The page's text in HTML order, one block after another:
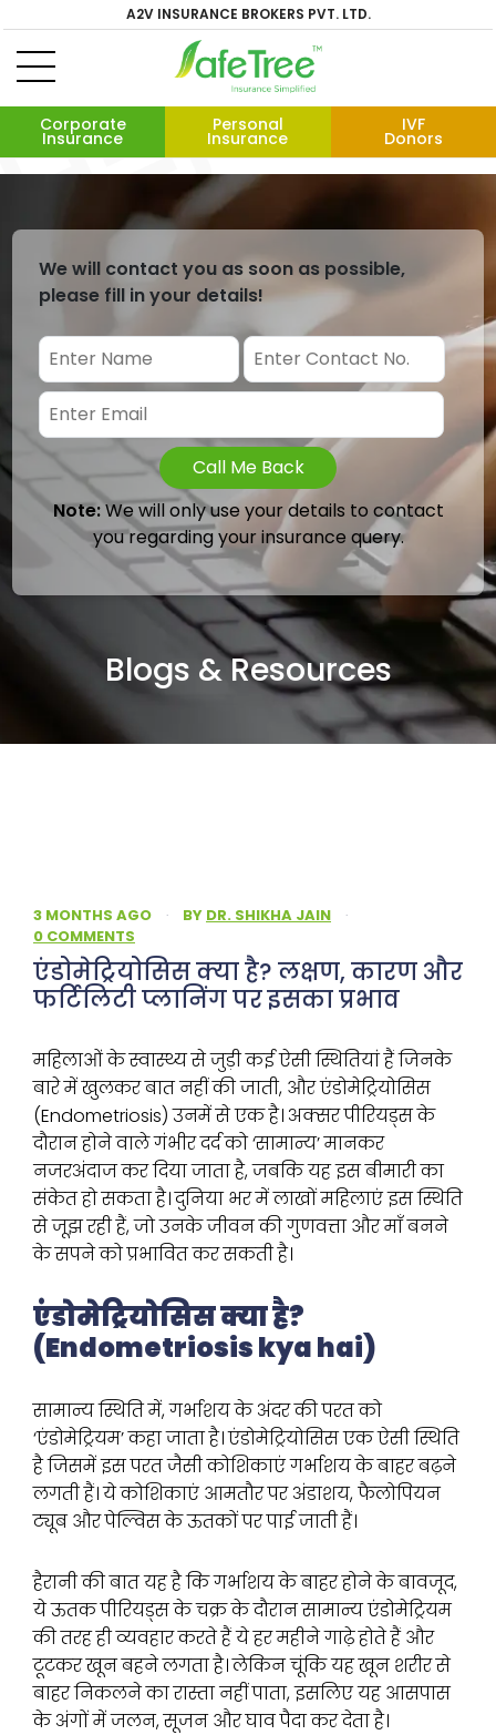
A2V INSURANCE BROKERS PVT. LTD.
Corporate
Insurance
Personal
Insurance
IVF
Donors
We will contact you as soon as possible,
please fill in your details!
Call Me Back
Note:We will only use your details to contact
you regarding your insurance query.
Blogs & Resources
3 MONTHS AGO · BY DR. SHIKHA JAIN
·
0 COMMENTS
एंडोमेट्रियोसिस क्या है? लक्षण, कारण और
फर्टिलिटी प्लानिंग पर इसका प्रभाव
महिलाओं के स्वास्थ्य से जुड़ी कई ऐसी स्थितियां हैं जिनके
बारे में खुलकर बात नहीं की जाती, और एंडोमेट्रियोसिस
(Endometriosis) उनमें से एक है। अक्सर पीरियड्स के
दौरान होने वाले गंभीर दर्द को ‘सामान्य’ मानकर
नजरअंदाज कर दिया जाता है, जबकि यह इस बीमारी का
संकेत हो सकता है। दुनिया भर में लाखों महिलाएं इस स्थिति
से जूझ रही हैं, जो उनके जीवन की गुणवत्ता और माँ बनने
के सपने को प्रभावित कर सकती है।
एंडोमेट्रियोसिस क्या है?
(Endometriosis kya hai)
सामान्य स्थिति में, गर्भाशय के अंदर की परत को
‘एंडोमेट्रियम’ कहा जाता है। एंडोमेट्रियोसिस एक ऐसी स्थिति
है जिसमें इस परत जैसी कोशिकाएं गर्भाशय के बाहर बढ़ने
लगती हैं। ये कोशिकाएं आमतौर पर अंडाशय, फैलोपियन
ट्यूब और पेल्विस के ऊतकों पर पाई जाती हैं।
हैरानी की बात यह है कि गर्भाशय के बाहर होने के बावजूद,
ये ऊतक पीरियड्स के चक्र के दौरान सामान्य एंडोमेट्रियम
की तरह ही व्यवहार करते हैं ये हर महीने गाढ़े होते हैं और
टूटकर खून बहने लगता है। लेकिन चूंकि यह खून शरीर से
बाहर निकलने का रास्ता नहीं पाता, इसलिए यह आसपास
के अंगों में जलन, सूजन और घाव पैदा कर देता है।